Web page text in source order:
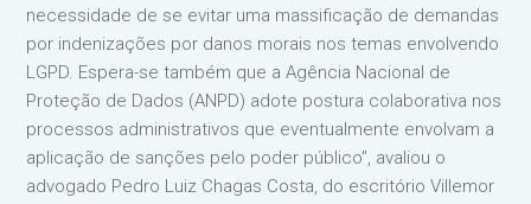
necessidade de se evitar uma massificação de demandas
por indenizações por danos morais nos temas envolvendo
LGPD. Espera-se também que a Agência Nacional de
Proteção de Dados (ANPD) adote postura colaborativa nos
processos administrativos que eventualmente envolvam a
aplicação de sanções pelo poder público”, avaliou o
advogado Pedro Luiz Chagas Costa, do escritório Villemor